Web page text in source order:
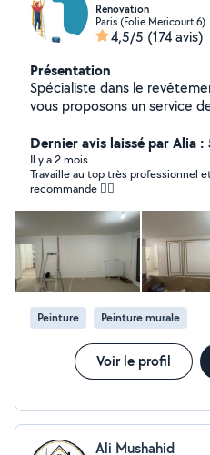
Renovation
Paris (Folie Mericourt 6)
4,5/5 (174 avis)
Présentation
Spécialiste dans le
vous proposons un service
Dernier avis laissé par Alia
Il y a 2 mois
Travaille au top très professionnel
recommande 👍🏼
Peinture Peinture murale
Voir le profil
Ali Mushahid